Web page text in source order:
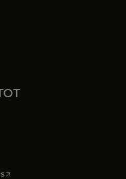
tab
new tab
opens in a new tab